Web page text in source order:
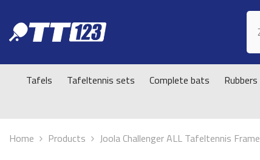
Tafels Tafeltennis sets Complete bats Rubbers
Home Products Joola Challenger ALL Tafeltennis Frame